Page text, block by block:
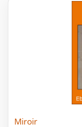
Miroir